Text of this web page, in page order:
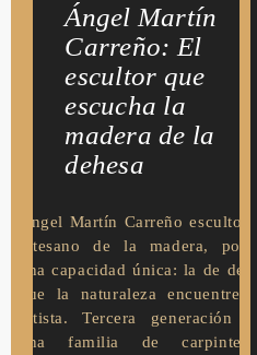
Ángel Martín
Carreño: El
escultor que
escucha la
madera de la
dehesa
Ángel Martín Carreño escultor y
artesano de la madera, posee
una capacidad única: la de dejar
que la naturaleza encuentre al
artista. Tercera generación de
una familia de carpinteros